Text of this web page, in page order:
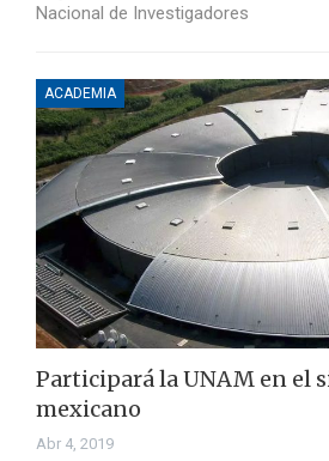
Nacional de Investigadores
ACADEMIA
Participará la UNAM en el
mexicano
Abr 4, 2019